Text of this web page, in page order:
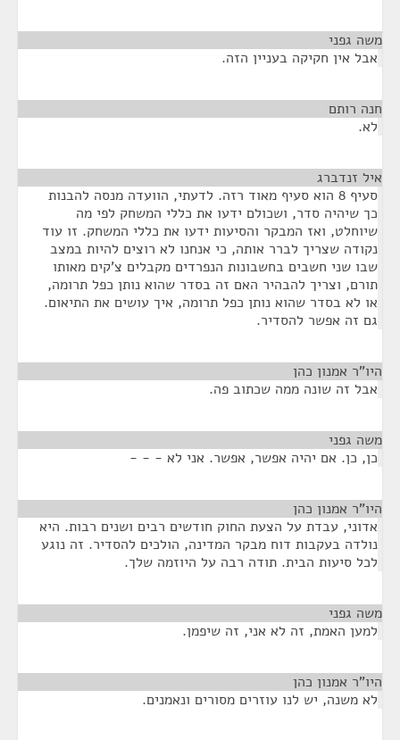
משה גפני
אבל אין חקיקה בעניין הזה.
חנה רותם
לא.
איל זנדברג
סעיף 8 הוא סעיף מאוד רזה. לדעתי, הוועדה מנסה להבנות
כך שיהיה סדר, ושכולם ידעו את כללי המשחק לפי מה
שיוחלט, ואז המבקר והסיעות ידעו את כללי המשחק. זו עוד
נקודה שצריך לברר אותה, כי אנחנו לא רוצים להיות במצב
שבו שני חשבים בחשבונות הנפרדים מקבלים צ'קים מאותו
תורם, וצריך להבהיר האם זה בסדר שהוא נותן כפל תרומה,
או לא בסדר שהוא נותן כפל תרומה, איך עושים את התיאום.
גם זה אפשר להסדיר.
היו"ר אמנון כהן
אבל זה שונה ממה שכתוב פה.
משה גפני
כן, כן. אם יהיה אפשר, אפשר. אני לא - - -
היו"ר אמנון כהן
אדוני, עבדת על הצעת החוק חודשים רבים ושנים רבות. היא
נולדה בעקבות דוח מבקר המדינה, הולכים להסדיר. זה נוגע
לכל סיעות הבית. תודה רבה על היוזמה שלך.
משה גפני
למען האמת, זה לא אני, זה שיפמן.
היו"ר אמנון כהן
לא משנה, יש לנו עוזרים מסורים ונאמנים.